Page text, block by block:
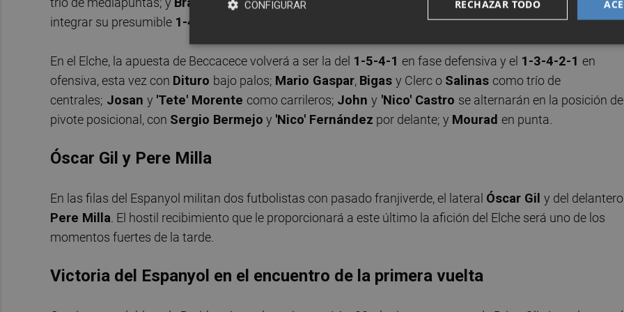
integrar su presumible 1-4-2-3-1
En el Elche, la apuesta de Beccacece volverá a ser la del 1-5-4-1 en fase defensiva y el 1-3-4-2-1 en
ofensiva, esta vez con Dituro bajo palos; Mario Gaspar, Bigas y Clerc o Salinas como trío de
centrales; Josan y 'Tete' Morente como carrileros; John y 'Nico' Castro se alternarán en la posición de
pivote posicional, con Sergio Bermejo y 'Nico' Fernández por delante; y Mourad en punta.
Óscar Gil y Pere Milla
En las filas del Espanyol militan dos futbolistas con pasado franjiverde, el lateral Óscar Gil y del delantero
Pere Milla. El hostil recibimiento que le proporcionará a este último la afición del Elche será uno de los
momentos fuertes de la tarde.
Victoria del Espanyol en el encuentro de la primera vuelta
RECHAZAR TODO
CONFIGURAR